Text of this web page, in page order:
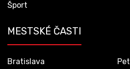
Šport
MESTSKÉ ČASTI
Bratislava